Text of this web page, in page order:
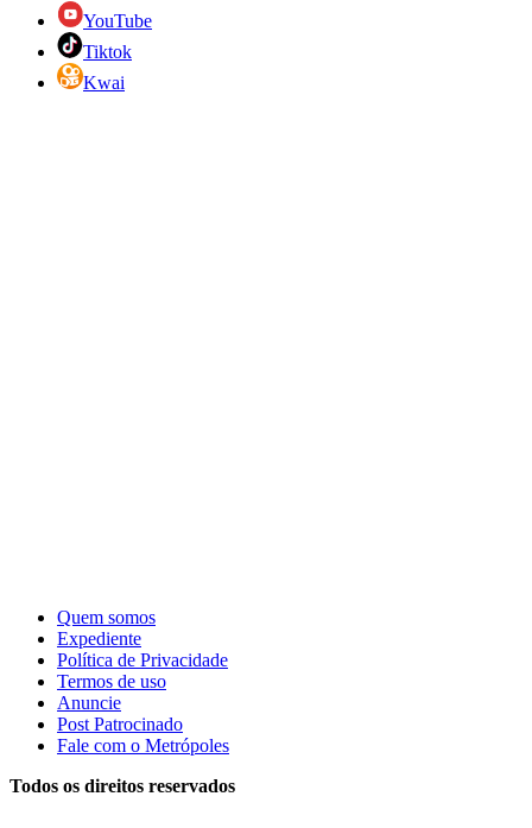
YouTube
Tiktok
Kwai
Quem somos
Expediente
Política de Privacidade
Termos de uso
Anuncie
Post Patrocinado
Fale com o Metrópoles
Todos os direitos reservados